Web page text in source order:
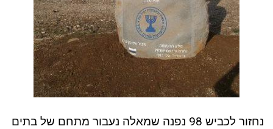
נחזור לכביש 98 נפנה שמאלה נעבור מתחם של בתים